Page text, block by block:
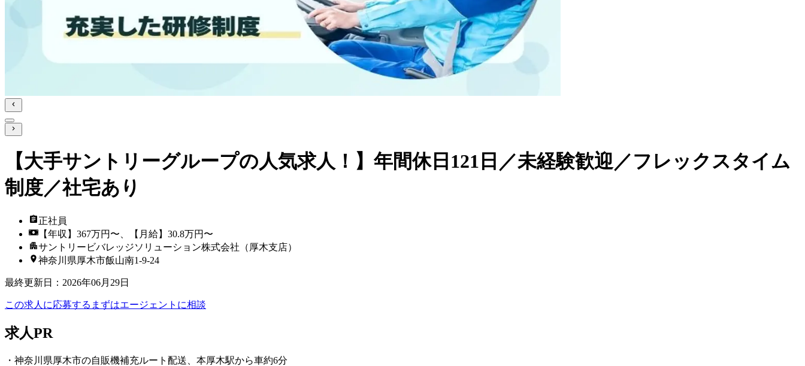
【大手サントリーグループの人気求人！】年間休日121日／未経験歓迎／フレックスタイム
制度／社宅あり
正社員
【年収】367万円〜、【月給】30.8万円〜
サントリービバレッジソリューション株式会社（厚木支店）
神奈川県厚木市飯山南1-9-24
最終更新日 ： 2026年06月29日
この求人に応募する まずはエージェントに相談
求人PR
・神奈川県厚木市の自販機補充ルート配送、本厚木駅から車約6分